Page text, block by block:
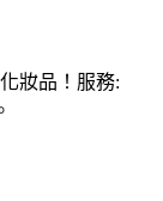
妝品！服務: